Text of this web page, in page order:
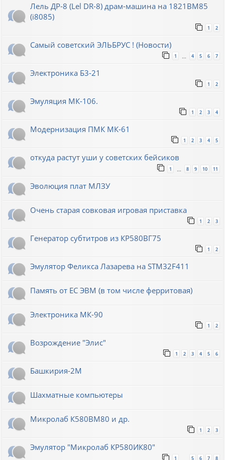
Лель ДР-8 (Lel DR-8) драм-машина на 1821ВМ85
(i8085)
1 2
Самый советский ЭЛЬБРУС ! (Новости)
1 … 4 5 6 7
Электроника Б3-21
1 2
Эмуляция МК-106.
1 2 3 4
Модернизация ПМК МК-61
1 2 3 4 5
откуда растут уши у советских бейсиков
1 8 9 10 11
Эволюция плат МЛЗУ
Очень старая совковая игровая приставка
1 2 3
Генератор субтитров из КР580ВГ75
1 2
Эмулятор Феликса Лазарева на STM32F411
Память от ЕС ЭВМ (в том числе ферритовая)
Электроника МК-90
1 2
Возрождение "Элис"
1 2 3 4 5 6
Башкирия-2М
Шахматные компьютеры
Микролаб К580ВМ80 и др.
1 2 3
Эмулятор "Микролаб КР580ИК80"
1 5 6 7 8